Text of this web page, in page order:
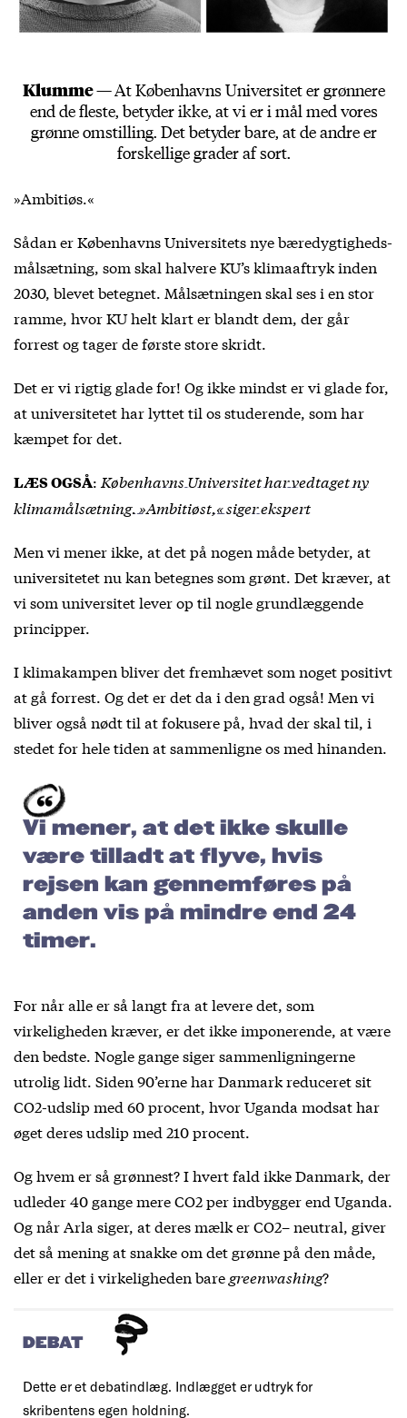
Klumme —At Københavns Universitet er grønnere
end de fleste, betyder ikke, at vi er i mål med vores
grønne omstilling. Det betyder bare, at de andre er
forskellige grader af sort.
»Ambitiøs.«
Sådan er Københavns Universitets nye bæredygtigheds-
målsætning, som skal halvere KU’s klimaaftryk inden
2030, blevet betegnet. Målsætningen skal ses i en stor
ramme, hvor KU helt klart er blandt dem, der går
forrest og tager de første store skridt.
Det er vi rigtig glade for! Og ikke mindst er vi glade for,
at universitetet har lyttet til os studerende, som har
kæmpet for det.
LÆS OGSÅ: Københavns Universitet har vedtaget ny
klimamålsætning. »Ambitiøst,« siger ekspert
Men vi mener ikke, at det på nogen måde betyder, at
universitetet nu kan betegnes som grønt. Det kræver, at
vi som universitet lever op til nogle grundlæggende
principper.
I klimakampen bliver det fremhævet som noget positivt
at gå forrest. Og det er det da i den grad også! Men vi
bliver også nødt til at fokusere på, hvad der skal til, i
stedet for hele tiden at sammenligne os med hinanden.
Vi mener, at det ikke skulle
være tilladt at flyve, hvis
rejsen kan gennemføres på
anden vis på mindre end 24
timer.
For når alle er så langt fra at levere det, som
virkeligheden kræver, er det ikke imponerende, at være
den bedste. Nogle gange siger sammenligningerne
utrolig lidt. Siden 90’erne har Danmark reduceret sit
CO2-udslip med 60 procent, hvor Uganda modsat har
øget deres udslip med 210 procent.
Og hvem er så grønnest? I hvert fald ikke Danmark, der
udleder 40 gange mere CO2per indbygger end Uganda.
Og når Arla siger, at deres mælk er CO2– neutral, giver
det så mening at snakke om det grønne på den måde,
eller er det i virkeligheden bare greenwashing?
DEBAT
Dette er et debatindlæg. Indlægget er udtryk for
skribentens egen holdning.